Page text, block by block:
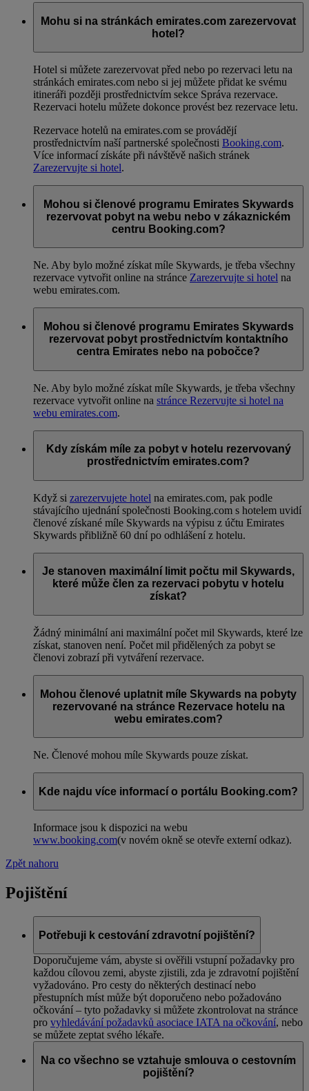
Mohu si na stránkách emirates.com zarezervovat
hotel?
Hotel si můžete zarezervovat před nebo po rezervaci letu na
stránkách emirates.com nebo si jej můžete přidat ke svému
itineráři později prostřednictvím sekce Správa rezervace.
Rezervaci hotelu můžete dokonce provést bez rezervace letu.
Rezervace hotelů na emirates.com se provádějí
prostřednictvím naší partnerské společnosti Booking.com.
Více informací získáte při návštěvě našich stránek
Zarezervujte si hotel.
Mohou si členové programu Emirates Skywards
rezervovat pobyt na webu nebo v zákaznickém
centru Booking.com?
Ne. Aby bylo možné získat míle Skywards, je třeba všechny
rezervace vytvořit online na stránce Zarezervujte si hotel na
webu emirates.com.
Mohou si členové programu Emirates Skywards
rezervovat pobyt prostřednictvím kontaktního
centra Emirates nebo na pobočce?
Ne. Aby bylo možné získat míle Skywards, je třeba všechny
rezervace vytvořit online na stránce Rezervujte si hotel na
webu emirates.com.
Kdy získám míle za pobyt v hotelu rezervovaný
prostřednictvím emirates.com?
Když si zarezervujete hotel na emirates.com, pak podle
stávajícího ujednání společnosti Booking.com s hotelem uvidí
členové získané míle Skywards na výpisu z účtu Emirates
Skywards přibližně 60 dní po odhlášení z hotelu.
Je stanoven maximální limit počtu mil Skywards,
které může člen za rezervaci pobytu v hotelu
získat?
Žádný minimální ani maximální počet mil Skywards, které lze
získat, stanoven není. Počet mil přidělených za pobyt se
členovi zobrazí při vytváření rezervace.
Mohou členové uplatnit míle Skywards na pobyty
rezervované na stránce Rezervace hotelu na
webu emirates.com?
Ne. Členové mohou míle Skywards pouze získat.
Kde najdu více informací o portálu Booking.com?
Informace jsou k dispozici na webu
www.booking.com(v novém okně se otevře externí odkaz).
Zpět nahoru
Pojištění
Potřebuji k cestování zdravotní pojištění?
Doporučujeme vám, abyste si ověřili vstupní požadavky pro
každou cílovou zemi, abyste zjistili, zda je zdravotní pojištění
vyžadováno. Pro cesty do některých destinací nebo
přestupních míst může být doporučeno nebo požadováno
očkování – tyto požadavky si můžete zkontrolovat na stránce
pro vyhledávání požadavků asociace IATA na očkování, nebo
se můžete zeptat svého lékaře.
Na co všechno se vztahuje smlouva o cestovním
pojištění?